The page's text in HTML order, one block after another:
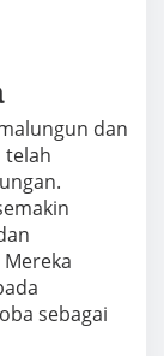
dan
telah
sebagai